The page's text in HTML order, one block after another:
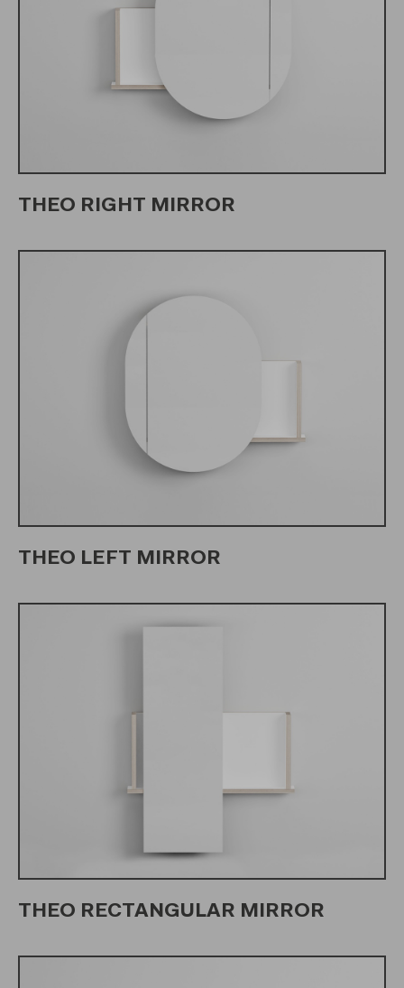
THEO RIGHT MIRROR
THEO LEFT MIRROR
THEO RECTANGULAR MIRROR